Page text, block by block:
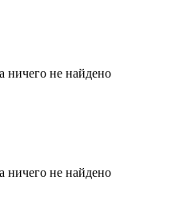
ничего не найдено
ничего не найдено